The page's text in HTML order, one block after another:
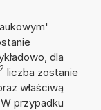
dla
liczba zostanie
właściwą
przypadku